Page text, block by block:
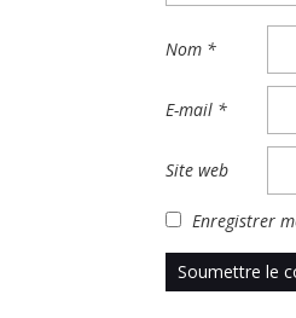
Nom *
E-mail *
Site web
Enregistrer